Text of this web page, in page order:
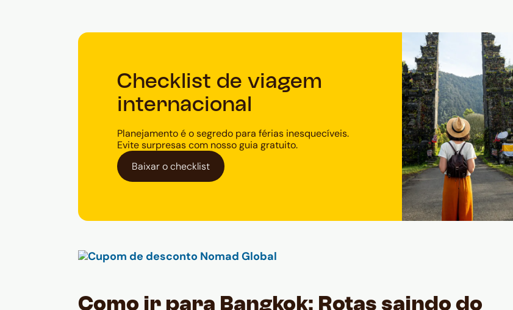
Checklist de viagem
internacional
Planejamento é o segredo para férias inesquecíveis.
Evite surpresas com nosso guia gratuito.
Baixar o checklist
Como ir para Bangkok: Rotas saindo do